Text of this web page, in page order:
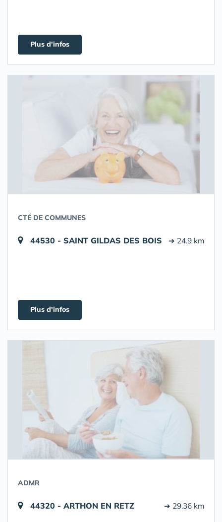
Plus d'infos
CTÉ DE COMMUNES
44530 - SAINT GILDAS DES BOIS ➔ 24.9 km
Plus d'infos
ADMR
44320 - ARTHON EN RETZ ➔ 29.36 km